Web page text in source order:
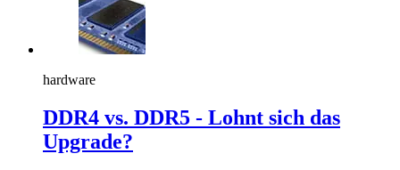
hardware
DDR4 vs. DDR5 - Lohnt sich das
Upgrade?